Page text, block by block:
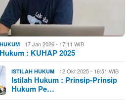
17 Jan 2026 - 17:11 WIB
: KUHAP 2025
ISTILAH HUKUM 12 Okt 2025 - 16:51 WIB
Istilah Hukum : Prinsip-Prinsip
Hukum Pe…